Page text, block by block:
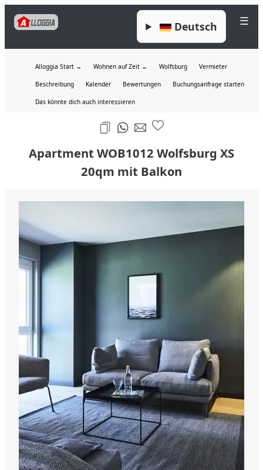
☰
Deutsch
Alloggia Start → Wohnen auf Zeit → Wolfsburg Vermieter
Beschreibung Kalender Bewertungen Buchungsanfrage starten
Das könnte dich auch interessieren
Apartment WOB1012 Wolfsburg XS
20qm mit Balkon